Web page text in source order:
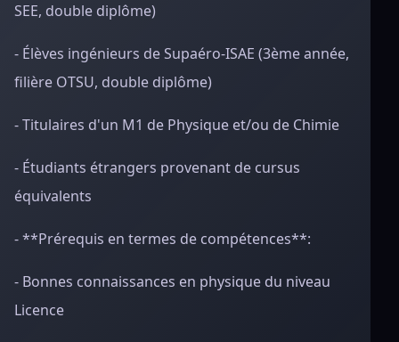
SEE, double diplôme)
- Élèves ingénieurs de Supaéro-ISAE (3ème année,
filière OTSU, double diplôme)
- Titulaires d'un M1 de Physique et/ou de Chimie
- Étudiants étrangers provenant de cursus
équivalents
- **Prérequis en termes de compétences**:
- Bonnes connaissances en physique du niveau
Licence